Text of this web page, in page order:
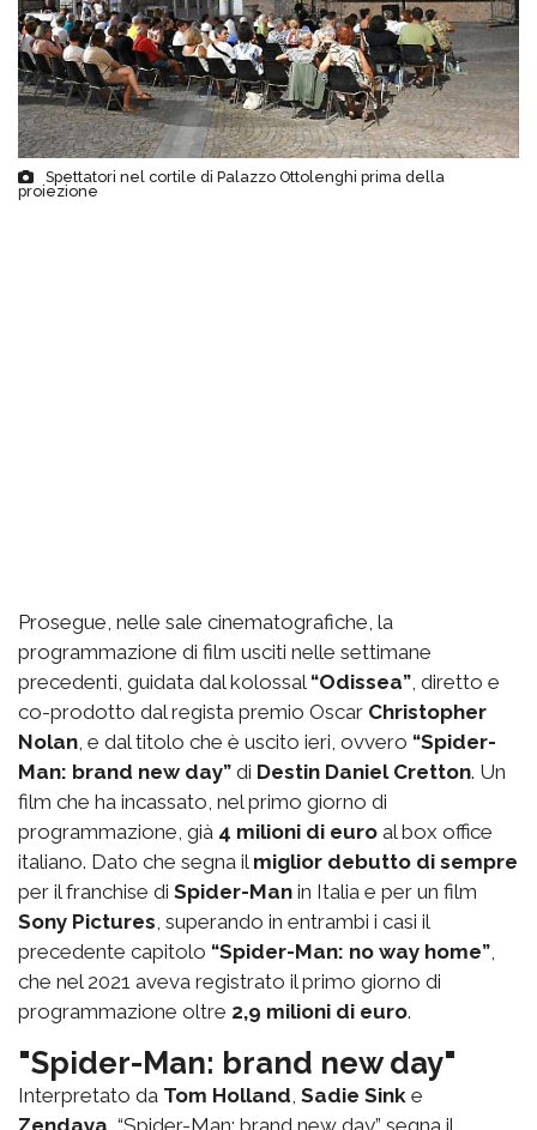
Spettatori nel cortile di Palazzo Ottolenghi prima della
proiezione
Prosegue, nelle sale cinematografiche, la
programmazione di film usciti nelle settimane
precedenti, guidata dal kolossal “Odissea”, diretto e
co-prodotto dal regista premio Oscar Christopher
Nolan, e dal titolo che è uscito ieri, ovvero “Spider-
Man: brand new day” di Destin Daniel Cretton. Un
film che ha incassato, nel primo giorno di
programmazione, già 4 milioni di euro al box office
italiano. Dato che segna il miglior debutto di sempre
per il franchise di Spider-Man in Italia e per un film
Sony Pictures, superando in entrambi i casi il
precedente capitolo “Spider-Man: no way home”,
che nel 2021 aveva registrato il primo giorno di
programmazione oltre 2,9 milioni di euro.
"Spider-Man: brand new day"
Interpretato da Tom Holland, Sadie Sink e